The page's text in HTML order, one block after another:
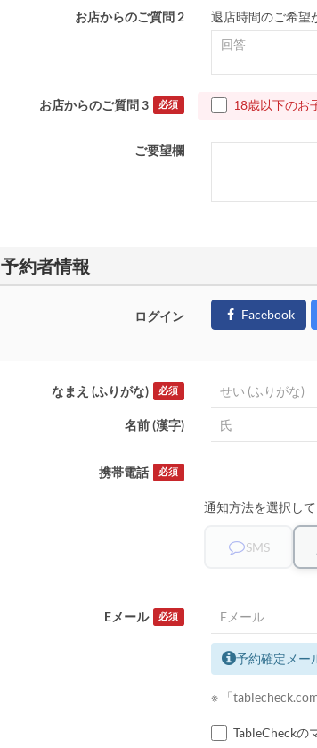
お店からのご質問 2 退店時間のご希望
お店からのご質問 3 必須 18歳以下のお
ご要望欄
予約者情報
ログイン Facebook
なまえ (ふりがな) 必須
名前 (漢字)
携帯電話 必須
通知方法を選択し
SMS
Eメール 必須
予約確定メー
※ 「
TableCheckの